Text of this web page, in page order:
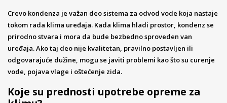
Crevo kondenza je važan deo sistema za odvod vode koja nastaje
tokom rada klima uređaja. Kada klima hladi prostor, kondenz se
prirodno stvara i mora da bude bezbedno sproveden van
uređaja. Ako taj deo nije kvalitetan, pravilno postavljen ili
odgovarajuće dužine, mogu se javiti problemi kao što su curenje
vode, pojava vlage i oštećenje zida.
Koje su prednosti upotrebe opreme za